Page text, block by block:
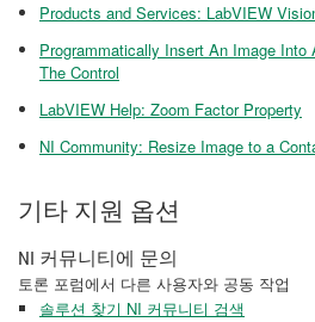
Products and Services: LabVIEW
Programmatically Insert An Image
The Control
LabVIEW Help: Zoom Factor Property
NI Community: Resize Image to a
기타 지원 옵션
NI 커뮤니티에 문의
토론 포럼에서 다른 사용자와 공동 작업
솔루션 찾기 NI 커뮤니티 검색